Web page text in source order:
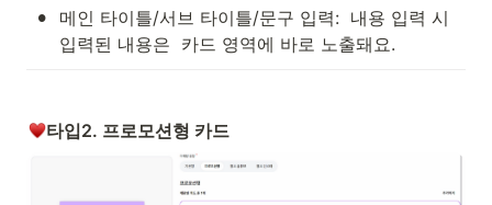
•
메인 타이틀/서브 타이틀/문구 입력:  내용 입력 시
입력된 내용은  카드 영역에 바로 노출돼요.
타입2. 프로모션형 카드